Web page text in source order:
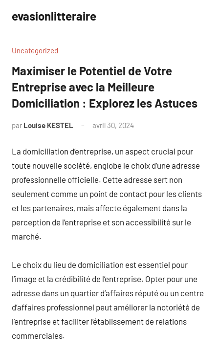
contenu
evasionlitteraire
Uncategorized
Maximiser le Potentiel de Votre
Entreprise avec la Meilleure
Domiciliation : Explorez les Astuces
par Louise KESTEL avril 30, 2024
La domiciliation d’entreprise, un aspect crucial pour
toute nouvelle société, englobe le choix d’une adresse
professionnelle officielle. Cette adresse sert non
seulement comme un point de contact pour les clients
et les partenaires, mais affecte également dans la
perception de l’entreprise et son accessibilité sur le
marché.
Le choix du lieu de domiciliation est essentiel pour
l’image et la crédibilité de l’entreprise. Opter pour une
adresse dans un quartier d’affaires réputé ou un centre
d’affaires professionnel peut améliorer la notoriété de
l’entreprise et faciliter l’établissement de relations
commerciales.